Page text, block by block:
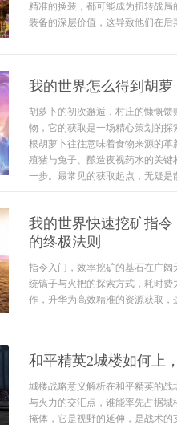
精准的换装，都可能成为扭转战
装备的深层价值，这导致他们在后
我的世界怎么得到胡
胡萝卜的初次邂逅，村庄的慷慨
物，它的获取是一场精心策划的
根胡萝卜往往意味着食物来源的
殖猪与兔子、酿造夜视药水的关
一步。最常见的获取起点，无疑是
我的世界快速挖矿指
的终极法则
指令入门，效率挖矿的基石在广
统镐子与火把的探索方式，耗时
作，升华为高效精准的资源获取，
和平精英2城楼如何上
城楼战略意义解析在和平精英的
与火力的交汇点，谁能率先占据
掩体，它是视野的延伸，是战术